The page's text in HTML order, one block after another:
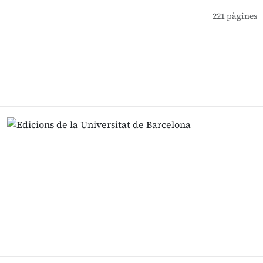
221 pàgines